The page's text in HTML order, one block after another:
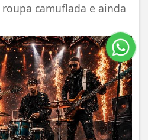
camuflada e ainda